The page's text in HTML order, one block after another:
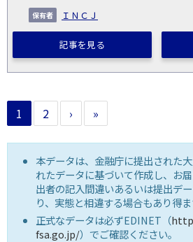
ＩＮＣＪ
記事を見る
1 2 › »
本データは、金融庁に提出された
れたデータに基づいて作成し、お
出者の記入間違いあるいは提出デ
り、実態と相違する場合もあり得ま
正式なデータは必ずEDINET（
fsa.go.jp/）でご確認ください。